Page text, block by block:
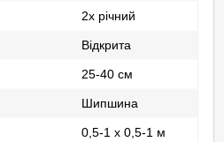
2х річний
Відкрита
25-40 см
Шипшина
0,5-1 х 0,5-1 м